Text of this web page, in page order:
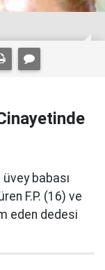
babası
F.P. (16) ve
eden dedesi